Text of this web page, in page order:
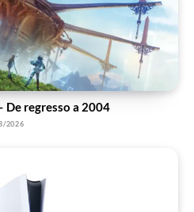
De regresso a 2004
2026